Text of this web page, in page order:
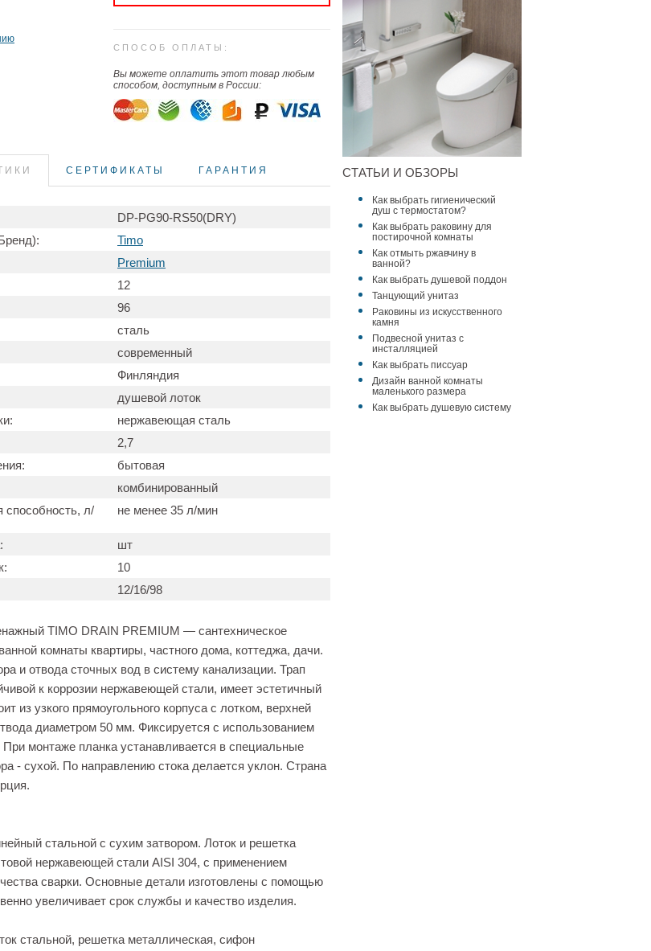
СПОСОБ ОПЛАТЫ:
Вы можете оплатить этот товар любым
способом, доступным в России:
СЕРТИФИКАТЫ ГАРАНТИЯ
DP-PG90-RS50(DRY)
Timo
Premium
12
96
сталь
современный
Финляндия
душевой лоток
нержавеющая сталь
2,7
бытовая
комбинированный
способность, л/
не менее 35 л/мин
шт
10
12/16/98
TIMO DRAIN PREMIUM — сантехническое
комнаты квартиры, частного дома, коттеджа, дачи.
и отвода сточных вод в систему канализации. Трап
к коррозии нержавеющей стали, имеет эстетичный
из узкого прямоугольного корпуса с лотком, верхней
диаметром 50 мм. Фиксируется с использованием
монтаже планка устанавливается в специальные
- cухой. По направлению стока делается уклон. Страна
стальной с сухим затвором. Лоток и решетка
нержавеющей стали AISI 304, с применением
сварки. Основные детали изготовлены с помощью
увеличивает срок службы и качество изделия.
стальной, решетка металлическая, сифон
СТАТЬИ И ОБЗОРЫ
Как выбрать гигиенический
душ с термостатом?
Как выбрать раковину для
постирочной комнаты
Как отмыть ржавчину в
ванной?
Как выбрать душевой поддон
Танцующий унитаз
Раковины из искусственного
камня
Подвесной унитаз с
инсталляцией
Как выбрать писсуар
Дизайн ванной комнаты
маленького размера
Как выбрать душевую систему